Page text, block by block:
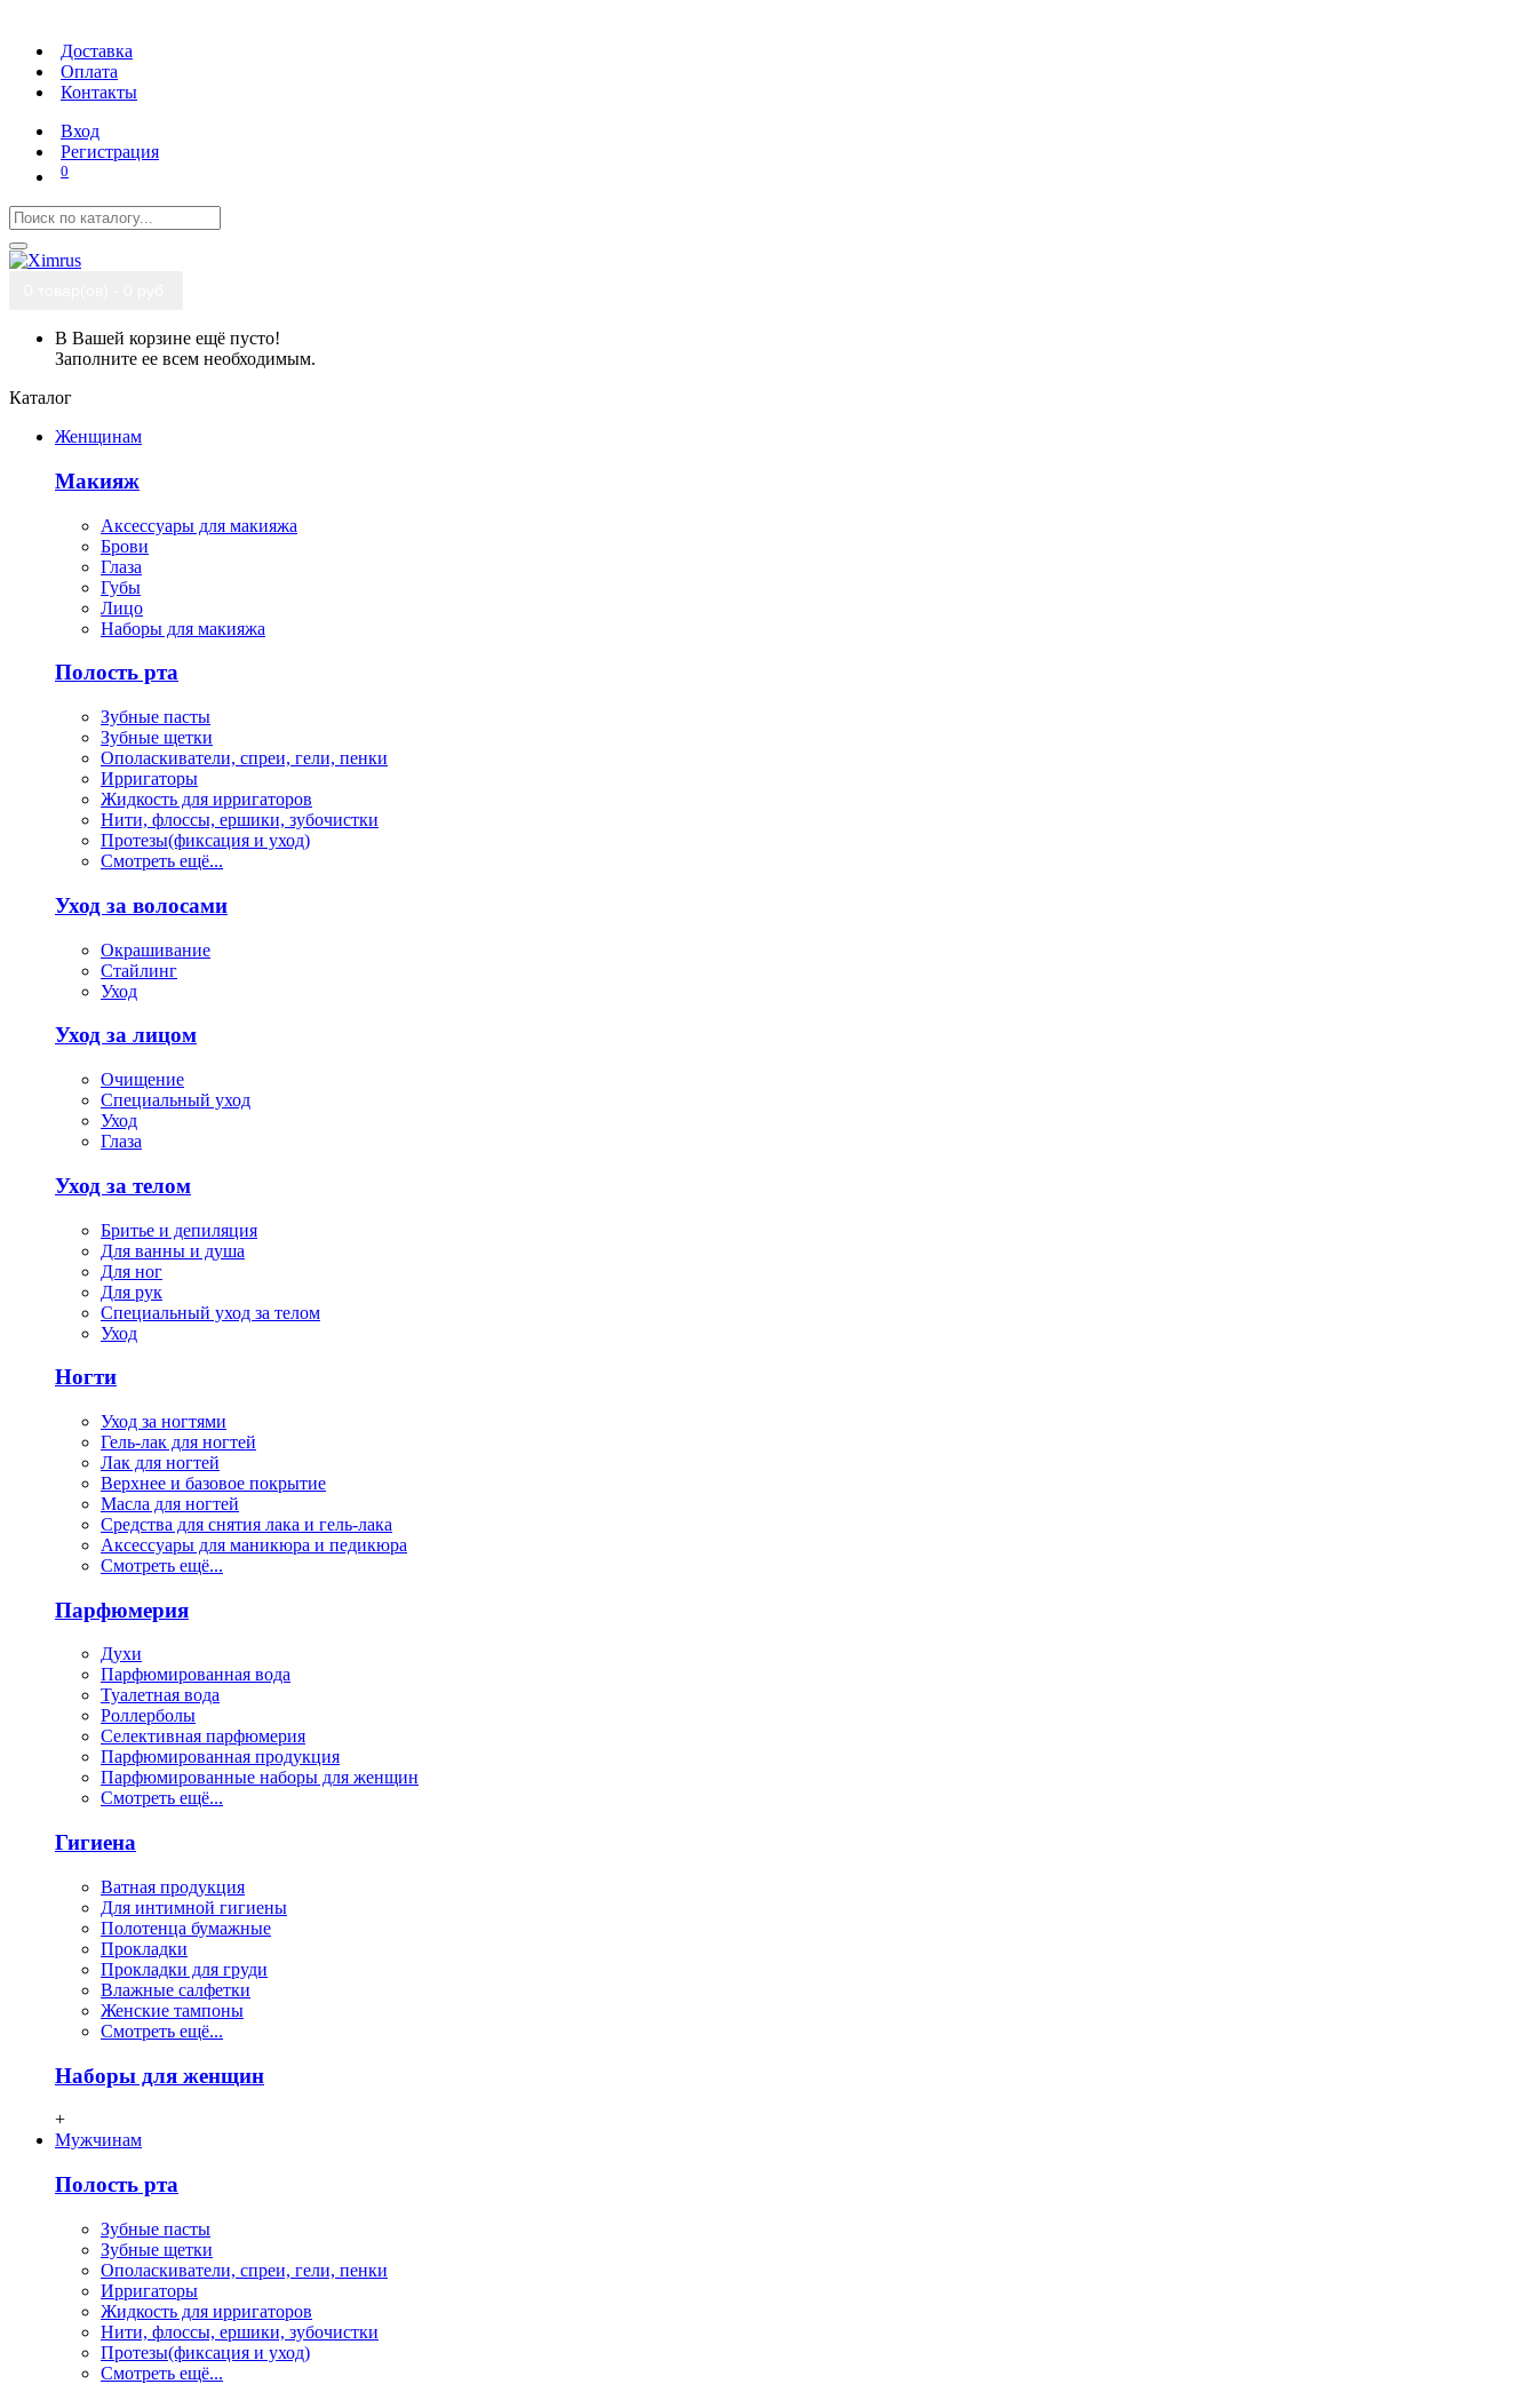
Доставка
Оплата
Контакты
Вход
Регистрация
0
В Вашей корзине ещё пусто!
Заполните ее всем необходимым.
Каталог
Женщинам
Макияж
Аксессуары для макияжа
Брови
Глаза
Губы
Лицо
Наборы для макияжа
Полость рта
Зубные пасты
Зубные щетки
Ополаскиватели, спреи, гели, пенки
Ирригаторы
Жидкость для ирригаторов
Нити, флоссы, ершики, зубочистки
Протезы(фиксация и уход)
Смотреть ещё...
Уход за волосами
Окрашивание
Стайлинг
Уход
Уход за лицом
Очищение
Специальный уход
Уход
Глаза
Уход за телом
Бритье и депиляция
Для ванны и душа
Для ног
Для рук
Специальный уход за телом
Уход
Ногти
Уход за ногтями
Гель-лак для ногтей
Лак для ногтей
Верхнее и базовое покрытие
Масла для ногтей
Средства для снятия лака и гель-лака
Аксессуары для маникюра и педикюра
Смотреть ещё...
Парфюмерия
Духи
Парфюмированная вода
Туалетная вода
Роллерболы
Селективная парфюмерия
Парфюмированная продукция
Парфюмированные наборы для женщин
Смотреть ещё...
Гигиена
Ватная продукция
Для интимной гигиены
Полотенца бумажные
Прокладки
Прокладки для груди
Влажные салфетки
Женские тампоны
Смотреть ещё...
Наборы для женщин
+
Мужчинам
Полость рта
Зубные пасты
Зубные щетки
Ополаскиватели, спреи, гели, пенки
Ирригаторы
Жидкость для ирригаторов
Нити, флосcы, ершики, зубочистки
Протезы(фиксация и уход)
Смотреть ещё...